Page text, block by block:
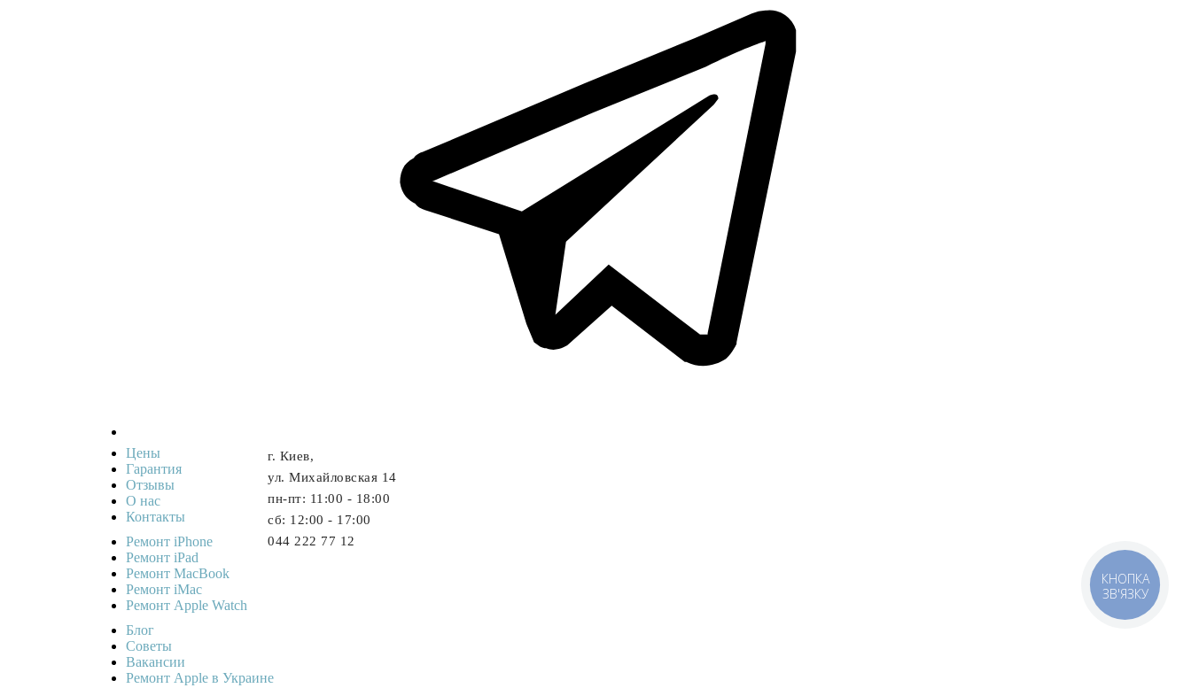
г. Киев,
ул. Михайловская 14
пн-пт: 11:00 - 18:00
cб: 12:00 - 17:00
044 222 77 12
Цены
Гарантия
Отзывы
О нас
Контакты
Ремонт iPhone
Ремонт iPad
Ремонт MacBook
Ремонт iMac
Ремонт Apple Watch
Блог
Советы
Ваканcии
Ремонт Apple в Украине
КНОПКА
ЗВ'ЯЗКУ